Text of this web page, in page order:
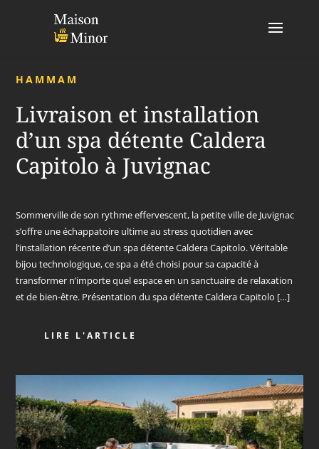
HAMMAM
Livraison et installation
d’un spa détente Caldera
Capitolo à Juvignac
Sommerville de son rythme effervescent, la petite ville de Juvignac
s’offre une échappatoire ultime au stress quotidien avec
l’installation récente d’un spa détente Caldera Capitolo. Véritable
bijou technologique, ce spa a été choisi pour sa capacité à
transformer n’importe quel espace en un sanctuaire de relaxation
et de bien-être. Présentation du spa détente Caldera Capitolo […]
LIRE L'ARTICLE